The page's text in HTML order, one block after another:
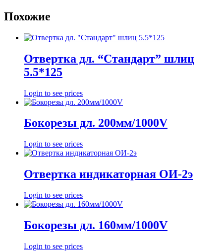
Похожие
Отвертка дл. “Стандарт” шлиц
5.5*125
Login to see prices
Бокорезы дл. 200мм/1000V
Login to see prices
Отвертка индикаторная ОИ-2э
Login to see prices
Бокорезы дл. 160мм/1000V
Login to see prices